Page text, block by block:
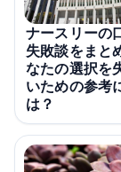
ナースリーの
失敗談をまと
なたの選択を
いための参考
は？